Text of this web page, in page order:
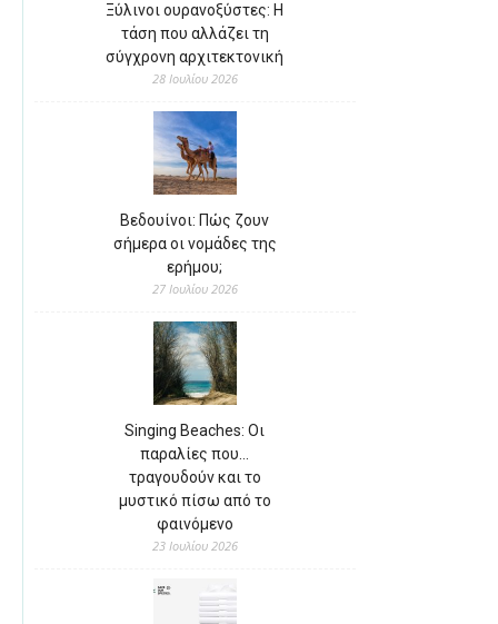
Ξύλινοι ουρανοξύστες: Η
τάση που αλλάζει τη
σύγχρονη αρχιτεκτονική
28 Ιουλίου 2026
Βεδουίνοι: Πώς ζουν
σήμερα οι νομάδες της
ερήμου;
27 Ιουλίου 2026
Singing Beaches: Οι
παραλίες που…
τραγουδούν και το
μυστικό πίσω από το
φαινόμενο
23 Ιουλίου 2026